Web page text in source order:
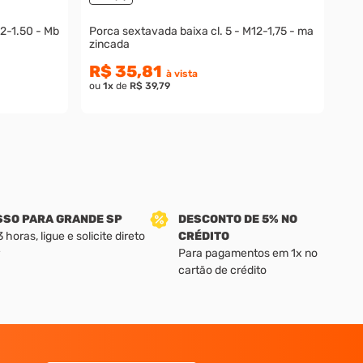
Porca sextavada baixa cl. 5 - M12-1,75 - ma
zincada
R$ 35,81 à vista
ou 1xde R$ 39,79
PARA GRANDE SP
horas, ligue e solicite direto
DESCONTO DE 5% NO
CRÉDITO
Para pagamentos em 1x no
cartão de crédito